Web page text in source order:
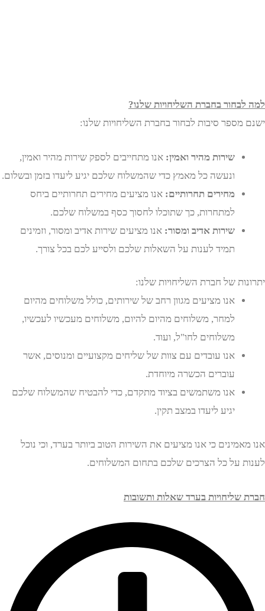
בחברת השליחויות שלנו?
סיבות לבחור בחברת השליחויות שלנו:
שירות מהיר ואמין:אנו מתחייבים לספק שירות מהיר ואמין,
ונעשה כל מאמץ כדי שהמשלוח שלכם יגיע ליעדו בזמן ובשלום.
מחירים תחרותיים:אנו מציעים מחירים תחרותיים ביחס
למתחרות, כך שתוכלו לחסוך כסף במשלוח שלכם.
שירות אדיב ומסור:אנו מציעים שירות אדיב ומסור, וזמינים
תמיד לענות על השאלות שלכם ולסייע לכם בכל צורך.
של חברת השליחויות שלנו:
אנו מציעים מגוון רחב של שירותים, כולל משלוחים מהיום
למחר, משלוחים מהיום להיום, משלוחים מעכשיו לעכשיו,
משלוחים לחו"ל, ועוד.
אנו עובדים עם צוות של שליחים מקצועיים ומנוסים, אשר
עוברים הכשרה מיוחדת.
אנו משתמשים בציוד מתקדם, כדי להבטיח שהמשלוח שלכם
יגיע ליעדו במצב תקין.
כי אנו מציעים את השירות הטוב ביותר בערד, וכי נוכל
על כל הצרכים שלכם בתחום המשלוחים.
בערד שאלות ותשובות